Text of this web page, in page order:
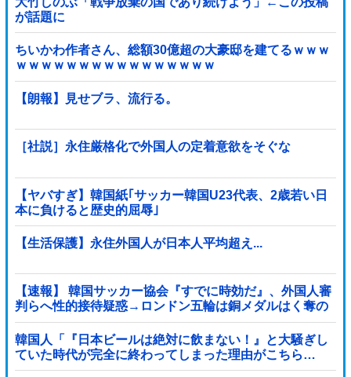
が話題に
ちいかわ作者さん、総額30億超の大豪邸を建てるｗｗｗ
ｗｗｗｗｗｗｗｗｗｗｗｗｗｗｗｗ
【朗報】見せブラ、流行る。
［社説］永住厳格化で外国人の定着意欲をそぐな
【ヤバすぎ】韓国紙｢サッカー韓国U23代表、2歳若い日
本に負けると歴史的屈辱｣
【生活保護】永住外国人が日本人平均超え...
【速報】 韓国サッカー協会『すでに時効だ』、外国人審
判らへ性的接待疑惑→ロンドン五輪は銅メダルはく奪の
可能性「審判の国籍は日本、UAE、イラン」
韓国人「『日本ビールは絶対に飲まない！』と大騒ぎし
ていた時代が完全に終わってしまった理由がこちら…
（ブルブル」＝韓国の反応